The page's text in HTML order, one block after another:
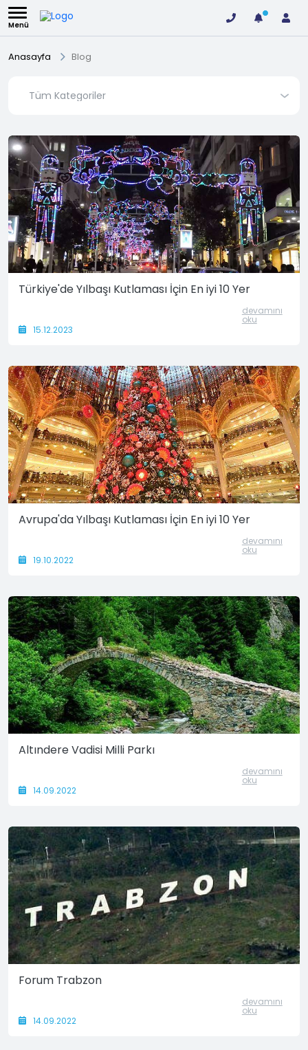
Menü
Anasayfa Blog
Türkiye'de Yılbaşı Kutlaması İçin En iyi 10 Yer
devamını
oku
15.12.2023
Avrupa'da Yılbaşı Kutlaması İçin En iyi 10 Yer
devamını
oku
19.10.2022
Altındere Vadisi Milli Parkı
devamını
oku
14.09.2022
Forum Trabzon
devamını
oku
14.09.2022